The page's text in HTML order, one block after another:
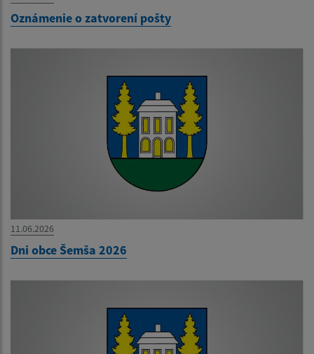
Oznámenie o zatvorení pošty
11.06.2026
Dni obce Šemša 2026